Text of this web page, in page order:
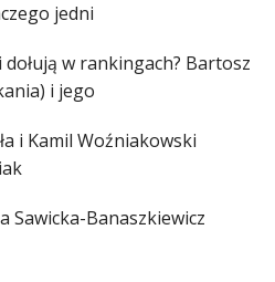
jedni
w rankingach? Bartosz
i jego
i Kamil Woźniakowski
Sawicka-Banaszkiewicz